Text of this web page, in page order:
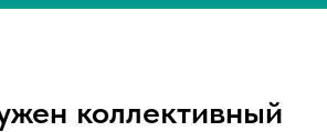
коллективный